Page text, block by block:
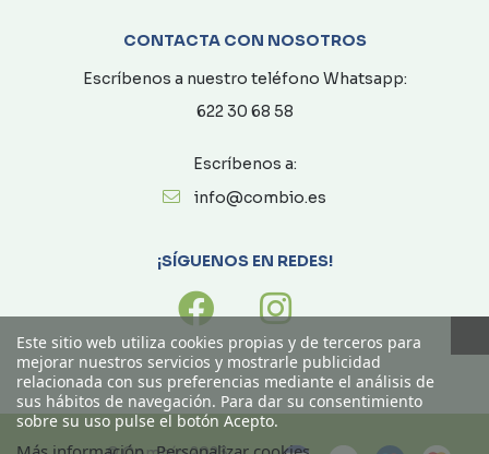
CONTACTA CON NOSOTROS
Escríbenos a nuestro teléfono Whatsapp:
622 30 68 58
Escríbenos a:
info@combio.es
¡SÍGUENOS EN REDES!
Este sitio web utiliza cookies propias y de terceros para
mejorar nuestros servicios y mostrarle publicidad
relacionada con sus preferencias mediante el análisis de
sus hábitos de navegación. Para dar su consentimiento
sobre su uso pulse el botón Acepto.